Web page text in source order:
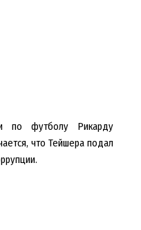
по футболу Рикарду
что Тейшера подал